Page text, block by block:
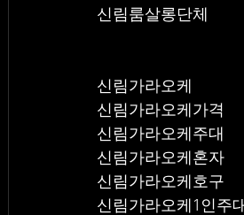
신림룸살롱단체
신림가라오케
신림가라오케가격
신림가라오케주대
신림가라오케혼자
신림가라오케호구
신림가라오케1인주